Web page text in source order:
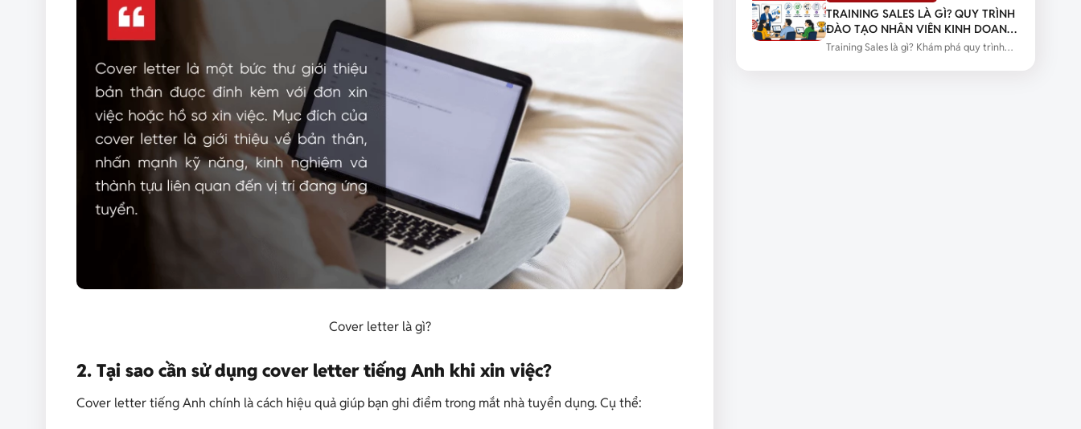
Cover letter là gì?
2. Tại sao cần sử dụng cover letter tiếng Anh khi xin việc?
Cover letter tiếng Anh chính là cách hiệu quả giúp bạn ghi điểm trong mắt nhà tuyển dụng. Cụ thể:
TRAINING SALES LÀ GÌ? QUY TRÌNH
ĐÀO TẠO NHÂN VIÊN KINH DOANH
HIỆU QUẢ
Training Sales là gì? Khám phá quy trình